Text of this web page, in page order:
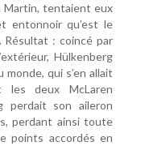
Martin, tentaient eux
entonnoir qu’est le
Résultat : coincé par
Hülkenberg
qui s’en allait
les deux McLaren
perdait son aileron
perdant ainsi toute
points accordés en